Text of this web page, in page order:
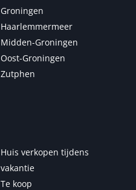
Groningen
Haarlemmermeer
Midden-Groningen
Oost-Groningen
Zutphen
Huis verkopen tijdens
vakantie
Te koop